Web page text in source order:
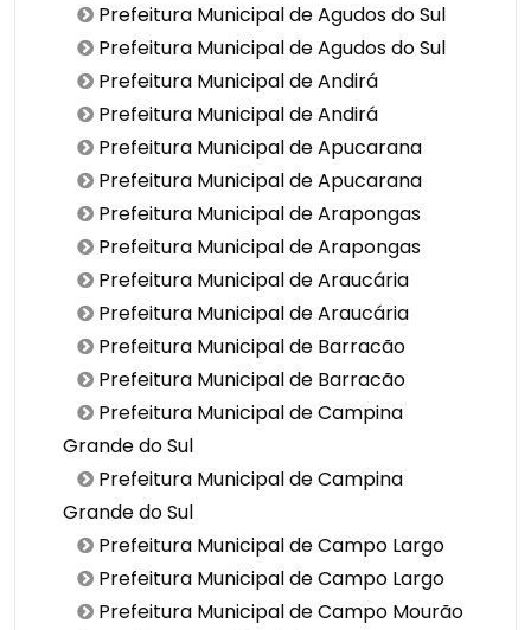
Prefeitura Municipal de Agudos do Sul
Prefeitura Municipal de Agudos do Sul
Prefeitura Municipal de Andirá
Prefeitura Municipal de Andirá
Prefeitura Municipal de Apucarana
Prefeitura Municipal de Apucarana
Prefeitura Municipal de Arapongas
Prefeitura Municipal de Arapongas
Prefeitura Municipal de Araucária
Prefeitura Municipal de Araucária
Prefeitura Municipal de Barracão
Prefeitura Municipal de Barracão
Prefeitura Municipal de Campina
Grande do Sul
Prefeitura Municipal de Campina
Grande do Sul
Prefeitura Municipal de Campo Largo
Prefeitura Municipal de Campo Largo
Prefeitura Municipal de Campo Mourão